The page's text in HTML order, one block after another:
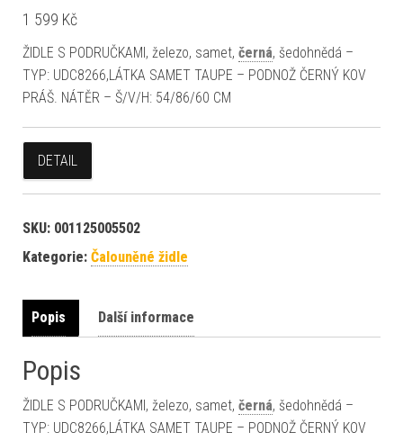
1 599 Kč
ŽIDLE S PODRUČKAMI, železo, samet, černá, šedohnědá –
TYP: UDC8266,LÁTKA SAMET TAUPE – PODNOŽ ČERNÝ KOV
PRÁŠ. NÁTĚR – Š/V/H: 54/86/60 CM
DETAIL
SKU: 001125005502
Kategorie: Čalouněné židle
Popis Další informace
Popis
ŽIDLE S PODRUČKAMI, železo, samet, černá, šedohnědá –
TYP: UDC8266,LÁTKA SAMET TAUPE – PODNOŽ ČERNÝ KOV